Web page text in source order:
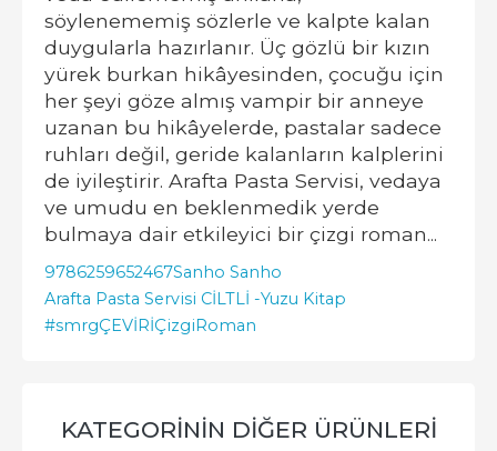
söylenememiş sözlerle ve kalpte kalan
duygularla hazırlanır. Üç gözlü bir kızın
yürek burkan hikâyesinden, çocuğu için
her şeyi göze almış vampir bir anneye
uzanan bu hikâyelerde, pastalar sadece
ruhları değil, geride kalanların kalplerini
de iyileştirir. Arafta Pasta Servisi, vedaya
ve umudu en beklenmedik yerde
bulmaya dair etkileyici bir çizgi roman...
9786259652467Sanho Sanho
Arafta Pasta Servisi CİLTLİ -Yuzu Kitap
#smrgÇEVİRİÇizgiRoman
KATEGORININ DIĞER ÜRÜNLERI